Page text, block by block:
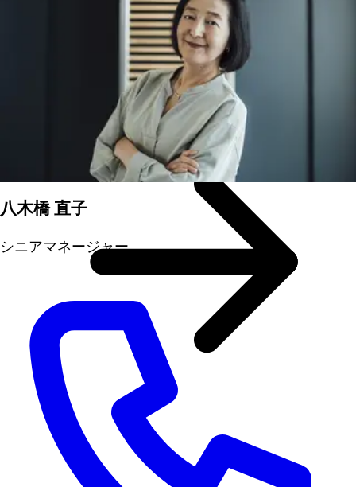
ライン・レヴィア（鉱業地域）
外国貿易データ
イノベーティブな産業
八木橋 直子
シニアマネージャー